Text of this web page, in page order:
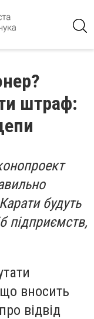
штраф:
будуть
підприємств,
вносить
відвід